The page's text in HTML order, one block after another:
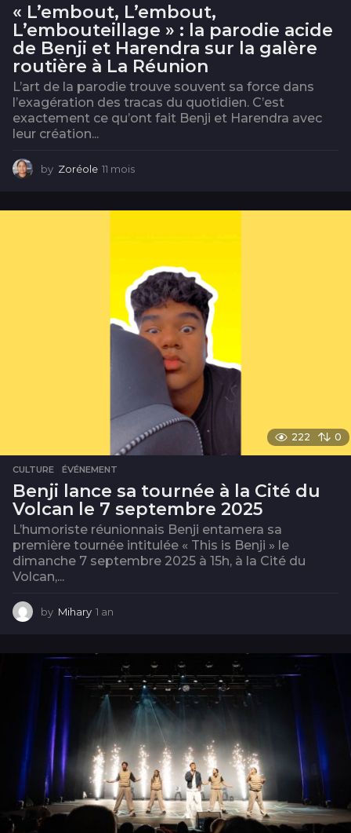
« L’embout, L’embout,
L’embouteillage » : la parodie acide
de Benji et Harendra sur la galère
routière à La Réunion
L’art de la parodie trouve souvent sa force dans
l’exagération des tracas du quotidien. C’est
exactement ce qu’ont fait Benji et Harendra avec
leur création...
by Zoréole 11 mois
o
222 0
CULTURE ,ÉVÉNEMENT
Benji lance sa tournée à la Cité du
Volcan le 7 septembre 2025
L’humoriste réunionnais Benji entamera sa
première tournée intitulée « This is Benji » le
dimanche 7 septembre 2025 à 15h, à la Cité du
Volcan,...
by Mihary 1 an